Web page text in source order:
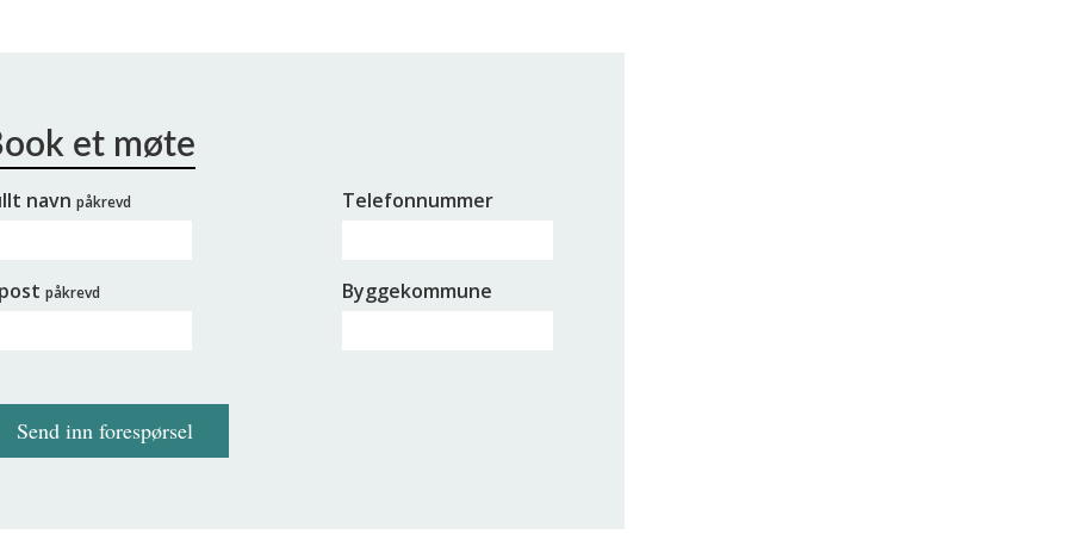
navn påkrevd Telefonnummer
påkrevd Byggekommune
Send inn forespørsel